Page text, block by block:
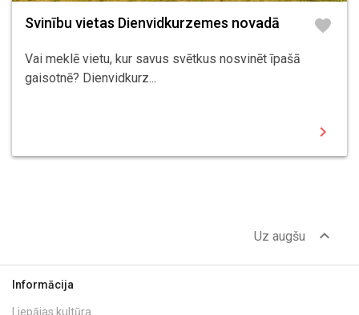
Svinību vietas Dienvidkurzemes novadā favorite
Vai meklē vietu, kur savus svētkus nosvinēt īpašā
gaisotnē? Dienvidkurz...
chevron_right
Uz augšu expand_less
Informācija
Liepājas kultūra